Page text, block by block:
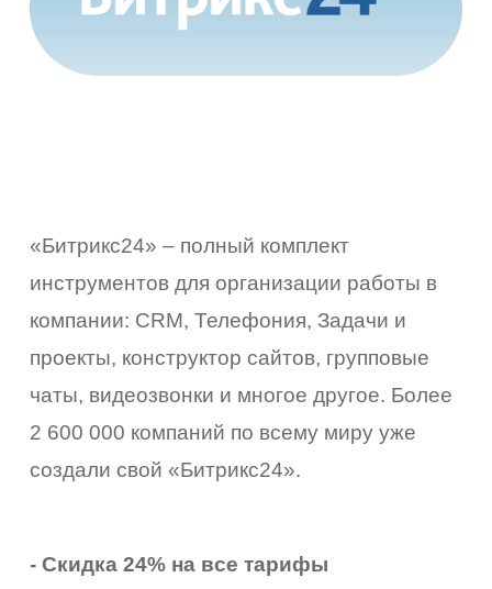
«Битрикс24» – полный комплект
инструментов для организации работы в
компании: CRM, Телефония, Задачи и
проекты, конструктор сайтов, групповые
чаты, видеозвонки и многое другое. Более
2 600 000 компаний по всему миру уже
создали свой «Битрикс24».
- Скидка 24% на все тарифы